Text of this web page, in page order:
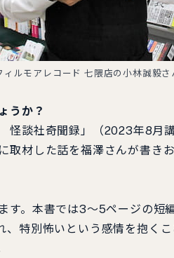
ィルモアレコード 七隈店の小林誠毅さ
うか？
談社奇聞録」（2023年8月
材した話を福澤さんが書き
。本書では3～5ページの
特別怖いという感情を抱く